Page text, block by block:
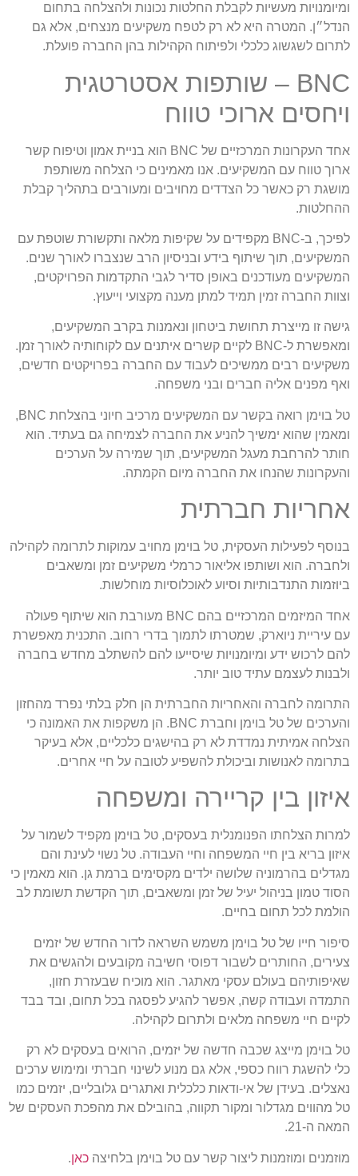
ומיומנויות מעשיות לקבלת החלטות נכונות ולהצלחה בתחום
הנדל״ן. המטרה היא לא רק לטפח משקיעים מנצחים, אלא גם
לתרום לשגשוג כלכלי ולפיתוח הקהילות בהן החברה פועלת.
BNC – שותפות אסטרטגית
ויחסים ארוכי טווח
אחד העקרונות המרכזיים של BNC הוא בניית אמון וטיפוח קשר
ארוך טווח עם המשקיעים. אנו מאמינים כי הצלחה משותפת
מושגת רק כאשר כל הצדדים מחויבים ומעורבים בתהליך קבלת
ההחלטות.
לפיכך, ב-BNC מקפידים על שקיפות מלאה ותקשורת שוטפת עם
המשקיעים, תוך שיתוף בידע ובניסיון הרב שנצברו לאורך שנים.
המשקיעים מעודכנים באופן סדיר לגבי התקדמות הפרויקטים,
וצוות החברה זמין תמיד למתן מענה מקצועי וייעוץ.
גישה זו מייצרת תחושת ביטחון ונאמנות בקרב המשקיעים,
ומאפשרת ל-BNC לקיים קשרים איתנים עם לקוחותיה לאורך זמן.
משקיעים רבים ממשיכים לעבוד עם החברה בפרויקטים חדשים,
ואף מפנים אליה חברים ובני משפחה.
טל בוימן רואה בקשר עם המשקיעים מרכיב חיוני בהצלחת BNC,
ומאמין שהוא ימשיך להניע את החברה לצמיחה גם בעתיד. הוא
חותר להרחבת מעגל המשקיעים, תוך שמירה על הערכים
והעקרונות שהנחו את החברה מיום הקמתה.
אחריות חברתית
בנוסף לפעילות העסקית, טל בוימן מחויב עמוקות לתרומה לקהילה
ולחברה. הוא ושותפו אליאור כרמלי משקיעים זמן ומשאבים
ביוזמות התנדבותיות וסיוע לאוכלוסיות מוחלשות.
אחד המיזמים המרכזיים בהם BNC מעורבת הוא שיתוף פעולה
עם עיריית ניוארק, שמטרתו לתמוך בדרי רחוב. התכנית מאפשרת
להם לרכוש ידע ומיומנויות שיסייעו להם להשתלב מחדש בחברה
ולבנות לעצמם עתיד טוב יותר.
התרומה לחברה והאחריות החברתית הן חלק בלתי נפרד מהחזון
והערכים של טל בוימן וחברת BNC. הן משקפות את האמונה כי
הצלחה אמיתית נמדדת לא רק בהישגים כלכליים, אלא בעיקר
בתרומה לאנושות וביכולת להשפיע לטובה על חיי אחרים.
איזון בין קריירה ומשפחה
למרות הצלחתו הפנומנלית בעסקים, טל בוימן מקפיד לשמור על
איזון בריא בין חיי המשפחה וחיי העבודה. טל נשוי לעינת והם
מגדלים בהרמוניה שלושה ילדים מקסימים ברמת גן. הוא מאמין כי
הסוד טמון בניהול יעיל של זמן ומשאבים, תוך הקדשת תשומת לב
הולמת לכל תחום בחיים.
סיפור חייו של טל בוימן משמש השראה לדור החדש של יזמים
צעירים, החותרים לשבור דפוסי חשיבה מקובעים ולהגשים את
שאיפותיהם בעולם עסקי מאתגר. הוא מוכיח שבעזרת חזון,
התמדה ועבודה קשה, אפשר להגיע לפסגה בכל תחום, ובד בבד
לקיים חיי משפחה מלאים ולתרום לקהילה.
טל בוימן מייצג שכבה חדשה של יזמים, הרואים בעסקים לא רק
כלי להשגת רווח כספי, אלא גם מנוע לשינוי חברתי ומימוש ערכים
נאצלים. בעידן של אי-ודאות כלכלית ואתגרים גלובליים, יזמים כמו
טל מהווים מגדלור ומקור תקווה, בהובילם את מהפכת העסקים של
המאה ה-21.
מוזמנים ומוזמנות ליצור קשר עם טל בוימן בלחיצה כאן.